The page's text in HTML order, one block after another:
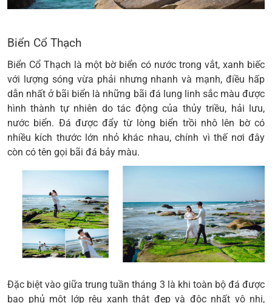
Biển Cổ Thạch
Biển Cổ Thạch là một bờ biển có nước trong vắt, xanh biếc
với lượng sóng vừa phải nhưng nhanh và mạnh, điều hấp
dẫn nhất ở bãi biển là những bãi đá lung linh sắc màu được
hình thành tự nhiên do tác động của thủy triều, hải lưu,
nước biển. Đá được đẩy từ lòng biển trồi nhô lên bờ có
nhiều kích thước lớn nhỏ khác nhau, chính vì thế nơi đây
còn có tên gọi bãi đá bảy màu.
Đặc biệt vào giữa trung tuần tháng 3 là khi toàn bộ đá được
bao phủ một lớp rêu xanh thật đẹp và độc nhất vô nhị,